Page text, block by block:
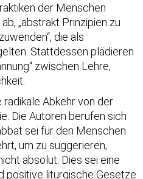
der Menschen
„abstrakt Prinzipien zu
die als
Stattdessen plädieren
zwischen Lehre,
radikale Abkehr von der
Die Autoren berufen sich
sei für den Menschen
um zu suggerieren,
absolut. Dies sei eine
positive liturgische Gesetze